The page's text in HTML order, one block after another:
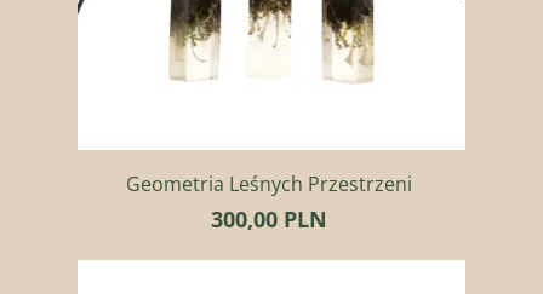
Geometria Leśnych Przestrzeni
300,00 PLN